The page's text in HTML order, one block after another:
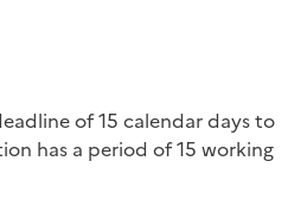
of 15 calendar daysto
has a period of 15 working